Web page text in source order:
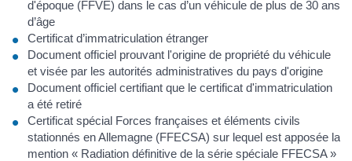
d'époque (FFVE) dans le cas d’un véhicule de plus de 30 ans
d’âge
Certificat d’immatriculation étranger
Document officiel prouvant l'origine de propriété du véhicule
et visée par les autorités administratives du pays d'origine
Document officiel certifiant que le certificat d'immatriculation
a été retiré
Certificat spécial Forces françaises et éléments civils
stationnés en Allemagne (FFECSA) sur lequel est apposée la
mention « Radiation définitive de la série spéciale FFECSA »